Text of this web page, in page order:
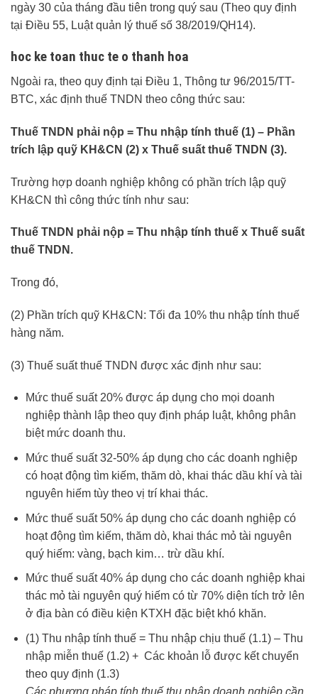
ngày 30 của tháng đầu tiên trong quý sau (Theo quy định
tại Điều 55, Luật quản lý thuế số 38/2019/QH14).
hoc ke toan thuc te o thanh hoa
Ngoài ra, theo quy định tại Điều 1, Thông tư 96/2015/TT-
BTC, xác định thuế TNDN theo công thức sau:
Thuế TNDN phải nộp = Thu nhập tính thuế (1) – Phần
trích lập quỹ KH&CN (2) x Thuế suất thuế TNDN (3).
Trường hợp doanh nghiệp không có phần trích lập quỹ
KH&CN thì công thức tính như sau:
Thuế TNDN phải nộp = Thu nhập tính thuế x Thuế suất
thuế TNDN.
Trong đó,
(2) Phần trích quỹ KH&CN: Tối đa 10% thu nhập tính thuế
hàng năm.
(3) Thuế suất thuế TNDN được xác định như sau:
Mức thuế suất 20% được áp dụng cho mọi doanh
nghiệp thành lập theo quy định pháp luật, không phân
biệt mức doanh thu.
Mức thuế suất 32-50% áp dụng cho các doanh nghiệp
có hoạt động tìm kiếm, thăm dò, khai thác dầu khí và tài
nguyên hiếm tùy theo vị trí khai thác.
Mức thuế suất 50% áp dụng cho các doanh nghiệp có
hoạt động tìm kiếm, thăm dò, khai thác mỏ tài nguyên
quý hiếm: vàng, bạch kim… trừ dầu khí.
Mức thuế suất 40% áp dụng cho các doanh nghiệp khai
thác mỏ tài nguyên quý hiếm có từ 70% diện tích trở lên
ở địa bàn có điều kiện KTXH đặc biệt khó khăn.
(1) Thu nhập tính thuế = Thu nhập chịu thuế (1.1) – Thu
nhập miễn thuế (1.2) + Các khoản lỗ được kết chuyển
theo quy định (1.3)
Các phương pháp tính thuế thu nhập doanh nghiệp cần